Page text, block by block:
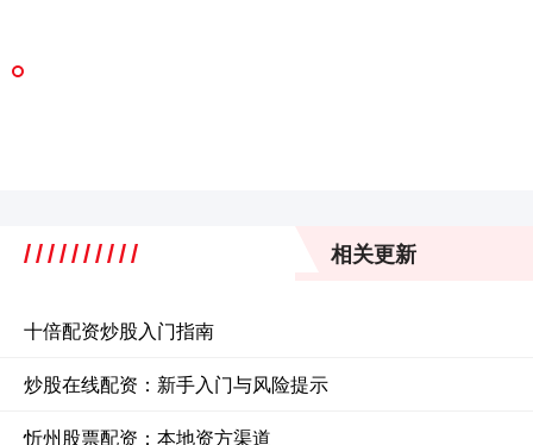
相关更新
十倍配资炒股入门指南
炒股在线配资：新手入门与风险提示
忻州股票配资：本地资方渠道